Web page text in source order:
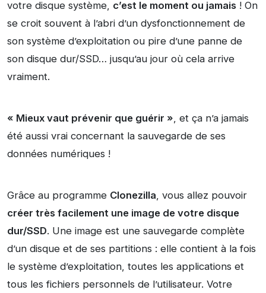
votre disque système, c’est le moment ou jamais ! On
se croit souvent à l’abri d’un dysfonctionnement de
son système d’exploitation ou pire d’une panne de
son disque dur/SSD… jusqu’au jour où cela arrive
vraiment.
« Mieux vaut prévenir que guérir », et ça n’a jamais
été aussi vrai concernant la sauvegarde de ses
données numériques !
Grâce au programme Clonezilla, vous allez pouvoir
créer très facilement une image de votre disque
dur/SSD. Une image est une sauvegarde complète
d’un disque et de ses partitions : elle contient à la fois
le système d’exploitation, toutes les applications et
tous les fichiers personnels de l’utilisateur. Votre